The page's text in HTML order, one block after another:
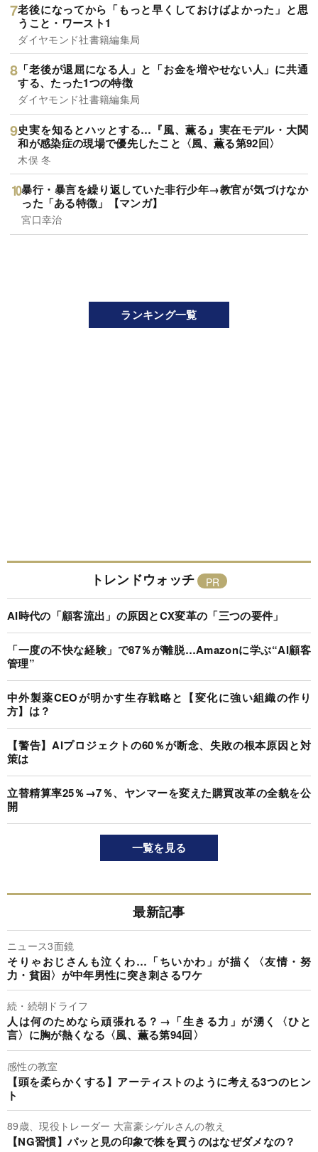
老後になってから「もっと早くしておけばよかった」と思
うこと・ワースト1
ダイヤモンド社書籍編集局
「老後が退屈になる人」と「お金を増やせない人」に共通
する、たった1つの特徴
ダイヤモンド社書籍編集局
史実を知るとハッとする…『風、薫る』実在モデル・大関
和が感染症の現場で優先したこと〈風、薫る第92回〉
木俣 冬
暴行・暴言を繰り返していた非行少年→教官が気づけなか
った「ある特徴」【マンガ】
宮口幸治
ランキング一覧
トレンドウォッチ
AI時代の「顧客流出」の原因とCX変革の「三つの要件」
「一度の不快な経験」で87％が離脱…Amazonに学ぶ“AI顧客
管理”
中外製薬CEOが明かす生存戦略と【変化に強い組織の作り
方】は？
【警告】AIプロジェクトの60％が断念、失敗の根本原因と対
策は
立替精算率25％→7％、ヤンマーを変えた購買改革の全貌を公
開
一覧を見る
最新記事
ニュース3面鏡
そりゃおじさんも泣くわ…「ちいかわ」が描く〈友情・努
力・貧困〉が中年男性に突き刺さるワケ
続・続朝ドライフ
人は何のためなら頑張れる？→「生きる力」が湧く〈ひと
言〉に胸が熱くなる〈風、薫る第94回〉
感性の教室
【頭を柔らかくする】アーティストのように考える3つのヒン
ト
89歳、現役トレーダー 大富豪シゲルさんの教え
【NG習慣】パッと見の印象で株を買うのはなぜダメなの？